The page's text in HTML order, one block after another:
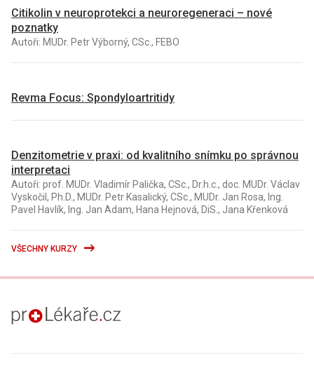
Citikolin v neuroprotekci a neuroregeneraci – nové
poznatky
Autoři: MUDr. Petr Výborný, CSc., FEBO
Revma Focus: Spondyloartritidy
Denzitometrie v praxi: od kvalitního snímku po správnou
interpretaci
Autoři: prof. MUDr. Vladimír Palička, CSc., Dr.h.c., doc. MUDr. Václav
Vyskočil, Ph.D., MUDr. Petr Kasalický, CSc., MUDr. Jan Rosa, Ing.
Pavel Havlík, Ing. Jan Adam, Hana Hejnová, DiS., Jana Křenková
VŠECHNY KURZY
proLékaře.cz